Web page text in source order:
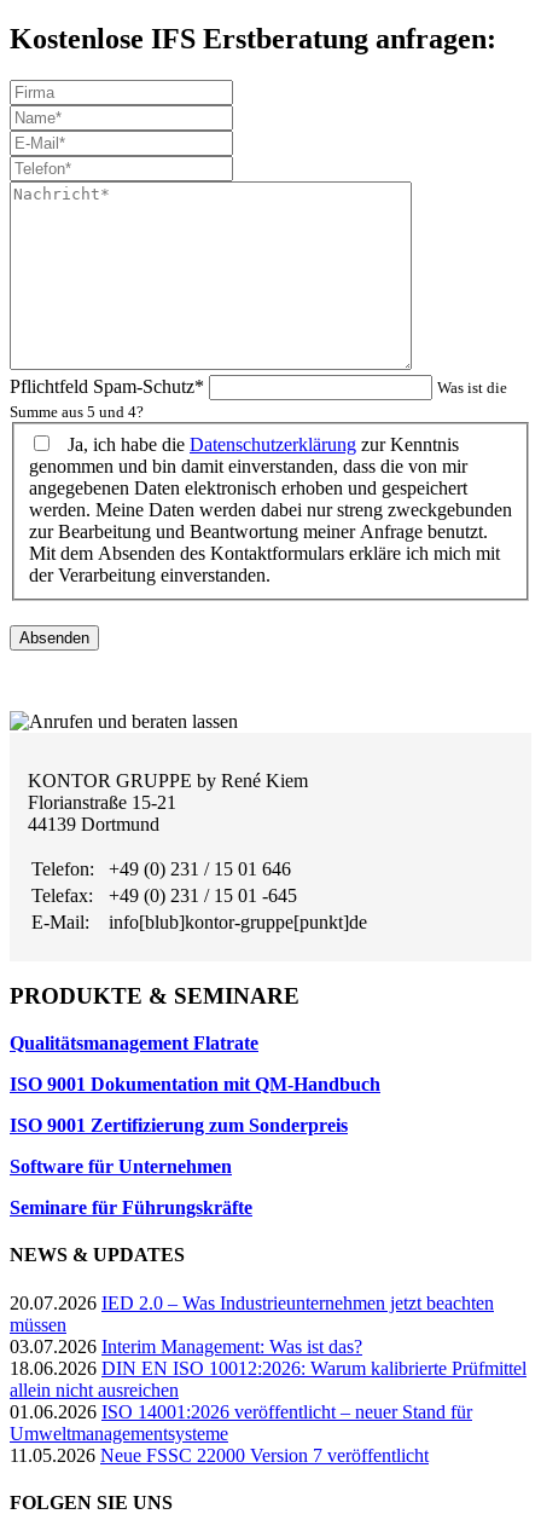
Kostenlose IFS Erstberatung anfragen:
Pflichtfeld Spam-Schutz*
Was ist die
Summe aus 5 und 4?
Ja, ich habe die Datenschutzerklärung zur Kenntnis
genommen und bin damit einverstanden, dass die von mir
angegebenen Daten elektronisch erhoben und gespeichert
werden. Meine Daten werden dabei nur streng zweckgebunden
zur Bearbeitung und Beantwortung meiner Anfrage benutzt.
Mit dem Absenden des Kontaktformulars erkläre ich mich mit
der Verarbeitung einverstanden.
Absenden
KONTOR GRUPPE by René Kiem
Florianstraße 15-21
44139 Dortmund
Telefon:
+49 (0) 231 / 15 01 646
Telefax:
+49 (0) 231 / 15 01 -645
E-Mail:
info[blub]kontor-gruppe[punkt]de
PRODUKTE & SEMINARE
Qualitätsmanagement Flatrate
ISO 9001 Dokumentation mit QM-Handbuch
ISO 9001 Zertifizierung zum Sonderpreis
Software für Unternehmen
Seminare für Führungskräfte
NEWS & UPDATES
20.07.2026 IED 2.0 – Was Industrieunternehmen jetzt beachten
müssen
03.07.2026 Interim Management: Was ist das?
18.06.2026 DIN EN ISO 10012:2026: Warum kalibrierte Prüfmittel
allein nicht ausreichen
01.06.2026 ISO 14001:2026 veröffentlicht – neuer Stand für
Umweltmanagementsysteme
11.05.2026 Neue FSSC 22000 Version 7 veröffentlicht
FOLGEN SIE UNS